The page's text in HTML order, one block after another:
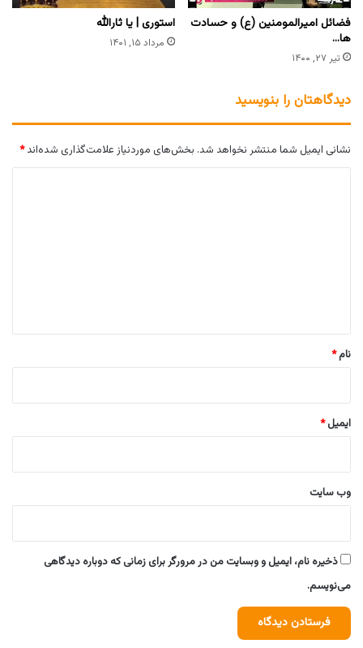
فضائل امیرالمومنین (ع) و حسادت
ها…
تیر ۲۷, ۱۴۰۰
استوری | یا ثارالله
مرداد ۱۵, ۱۴۰۱
دیدگاهتان را بنویسید
نشانی ایمیل شما منتشر نخواهد شد. بخش‌های موردنیاز علامت‌گذاری شده‌اند*
نام*
ایمیل*
وب‌ سایت
ذخیره نام، ایمیل و وبسایت من در مرورگر برای زمانی که دوباره دیدگاهی
می‌نویسم.